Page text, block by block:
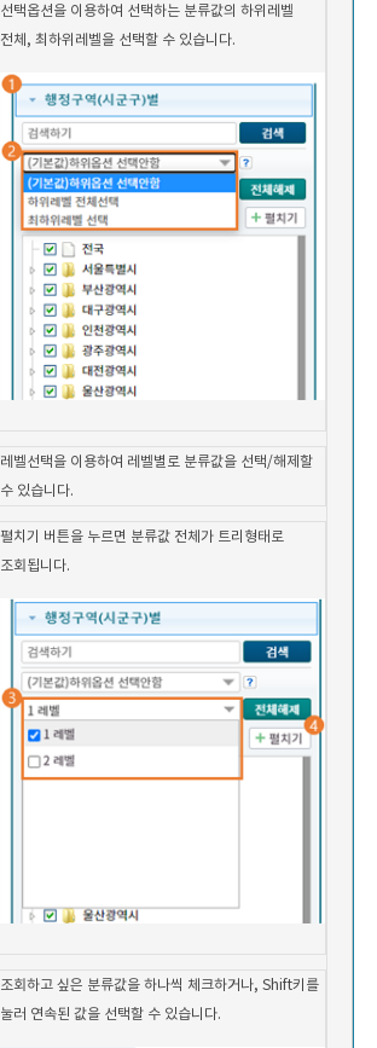
선택옵션을 이용하여 선택하는 분류값의 하위레벨
전체, 최하위레벨을 선택할 수 있습니다.
레벨선택을 이용하여 레벨별로 분류값을 선택/해제할
수 있습니다.
펼치기 버튼을 누르면 분류값 전체가 트리형태로
조회됩니다.
조회하고 싶은 분류값을 하나씩 체크하거나, Shift키를
눌러 연속된 값을 선택할 수 있습니다.